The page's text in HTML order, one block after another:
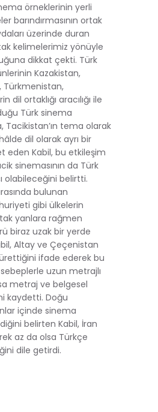
örneklerinin yerli
barındırmasının ortak
üzerinde duran
kelimelerimiz yönüyle
dikkat çekti. Türk
Kazakistan,
Türkmenistan,
dil ortaklığı aracılığı ile
Türk sinema
Tacikistan’ın tema olarak
dil olarak ayrı bir
eden Kabil, bu etkileşim
sinemasının da Türk
olabileceğini belirtti.
bulunan
gibi ülkelerin
yanlara rağmen
biraz uzak bir yerde
Altay ve Çeçenistan
ifade ederek bu
uzun metrajlı
metraj ve belgesel
kaydetti. Doğu
içinde sinema
belirten Kabil, İran
az da olsa Türkçe
dile getirdi.